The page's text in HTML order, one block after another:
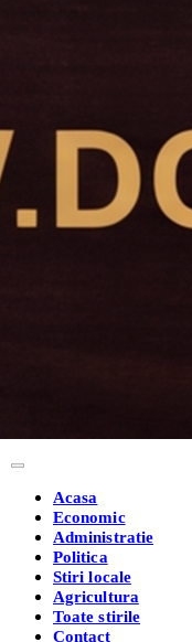
Acasa
Economic
Administratie
Politica
Stiri locale
Agricultura
Toate stirile
Contact